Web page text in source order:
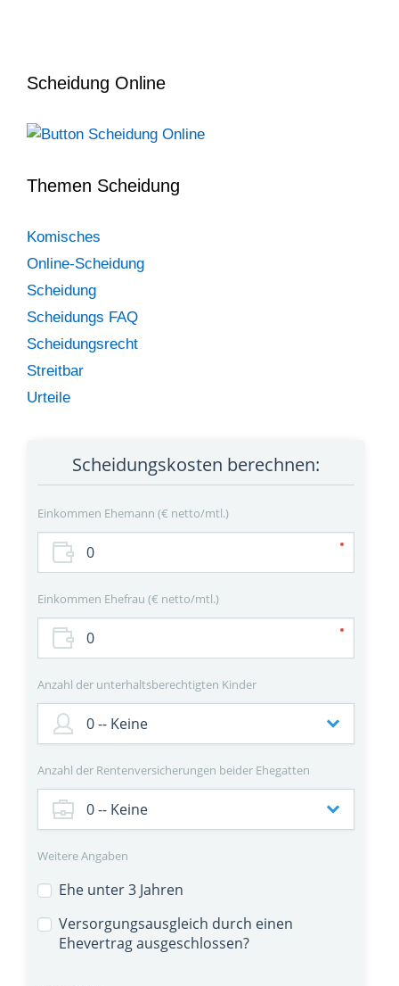
Scheidung Online
Themen Scheidung
Komisches
Online-Scheidung
Scheidung
Scheidungs FAQ
Scheidungsrecht
Streitbar
Urteile
Scheidungskosten berechnen:
Einkommen Ehemann € netto/mtl.
Einkommen Ehefrau € netto/mtl.
Anzahl der unterhaltsberechtigten Kinder
Anzahl der Rentenversicherungen beider Ehegatten
Weitere Angaben
Ehe unter 3 Jahren
Versorgungsausgleich durch einen
Ehevertrag ausgeschlossen?